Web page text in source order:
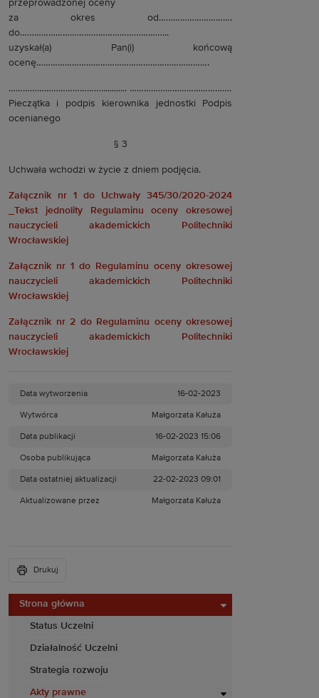
Strona główna
Status Uczelni
Działalność Uczelni
Strategia rozwoju
Akty prawne
przeprowadzonej oceny
za okres od………………………….
do……………………………………………………...
uzyskał(a) Pan(i) końcową
ocenę……………………………………………………………….
…………………………………............ …………………………………….
Pieczątka i podpis kierownika jednostki Podpis
ocenianego
§ 3
Uchwała wchodzi w życie z dniem podjęcia.
Załącznik nr 1 do Uchwały 345/30/2020-2024
_Tekst jednolity Regulaminu oceny okresowej
nauczycieli akademickich Politechniki
Wrocławskiej
Załącznik nr 1 do Regulaminu oceny okresowej
nauczycieli akademickich Politechniki
Wrocławskiej
Załącznik nr 2 do Regulaminu oceny okresowej
nauczycieli akademickich Politechniki
Wrocławskiej
Data wytworzenia 16-02-2023
Wytwórca Małgorzata Kałuża
Data publikacji 16-02-2023 15:06
Osoba publikująca Małgorzata Kałuża
Data ostatniej aktualizacji 22-02-2023 09:01
Aktualizowane przez Małgorzata Kałuża
Drukuj